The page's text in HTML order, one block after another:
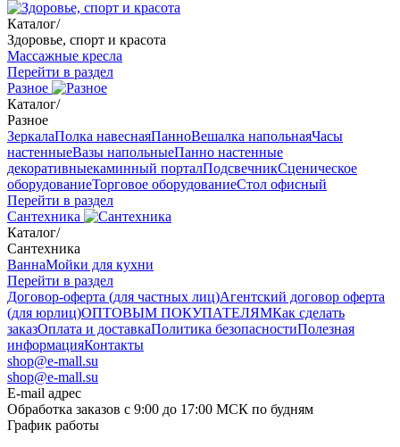
Каталог/
Здоровье, спорт и красота
Массажные кресла
Перейти в раздел
Разное
Каталог/
Разное
ЗеркалаПолка навеснаяПанноВешалка напольнаяЧасы
настенныеВазы напольныеПанно настенные
декоративныекаминный порталПодсвечникСценическое
оборудованиеТорговое оборудованиеСтол офисный
Перейти в раздел
Сантехника
Каталог/
Сантехника
ВаннаМойки для кухни
Перейти в раздел
Договор-оферта (для частных лиц)Агентский договор оферта
(для юрлиц)ОПТОВЫМ ПОКУПАТЕЛЯМКак сделать
заказОплата и доставкаПолитика безопасностиПолезная
информацияКонтакты
shop@e-mall.su
shop@e-mall.su
E-mail адрес
Обработка заказов с 9:00 до 17:00 МСК по будням
График работы